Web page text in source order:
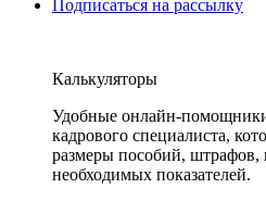
Подписаться на рассылку
Калькуляторы
Удобные онлайн-
кадрового специалиста,
размеры пособий,
необходимых показателей.